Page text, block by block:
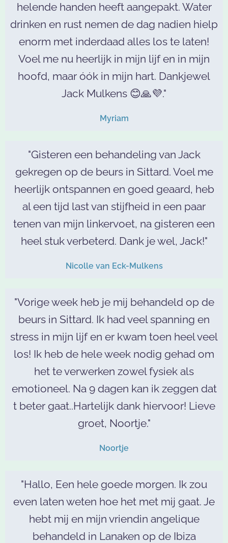
helende handen heeft aangepakt. Water
drinken en rust nemen de dag nadien hielp
enorm met inderdaad alles los te laten!
Voel me nu heerlijk in mijn lijf en in mijn
hoofd, maar óók in mijn hart. Dankjewel
Jack Mulkens 😊🙏💜."
Myriam
"Gisteren een behandeling van Jack
gekregen op de beurs in Sittard. Voel me
heerlijk ontspannen en goed geaard, heb
al een tijd last van stijfheid in een paar
tenen van mijn linkervoet, na gisteren een
heel stuk verbeterd. Dank je wel, Jack!"
Nicolle van Eck-Mulkens
"Vorige week heb je mij behandeld op de
beurs in Sittard. Ik had veel spanning en
stress in mijn lijf en er kwam toen heel veel
los! Ik heb de hele week nodig gehad om
het te verwerken zowel fysiek als
emotioneel. Na 9 dagen kan ik zeggen dat
t beter gaat..Hartelijk dank hiervoor! Lieve
groet, Noortje."
Noortje
"Hallo, Een hele goede morgen. Ik zou
even laten weten hoe het met mij gaat. Je
hebt mij en mijn vriendin angelique
behandeld in Lanaken op de Ibiza